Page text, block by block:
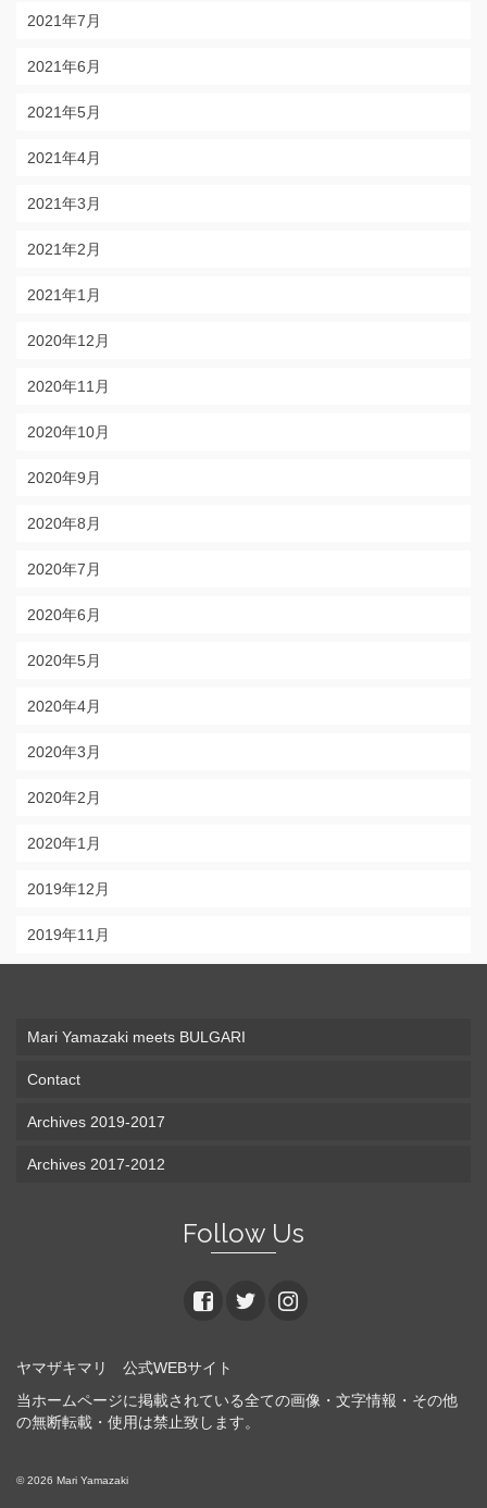
2021年7月
2021年6月
2021年5月
2021年4月
2021年3月
2021年2月
2021年1月
2020年12月
2020年11月
2020年10月
2020年9月
2020年8月
2020年7月
2020年6月
2020年5月
2020年4月
2020年3月
2020年2月
2020年1月
2019年12月
2019年11月
Mari Yamazaki meets BULGARI
Contact
Archives 2019-2017
Archives 2017-2012
Follow Us
ヤマザキマリ 公式WEBサイト
当ホームページに掲載されている全ての画像・文字情報・その他
の無断転載・使用は禁止致します。
© 2026 Mari Yamazaki